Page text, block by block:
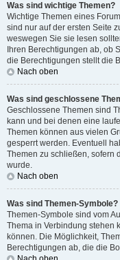
Was sind wichtige Themen?
Wichtige Themen eines
sind nur auf der ersten Seite
weswegen Sie sie lesen
Ihren Berechtigungen ab, ob
die Berechtigungen stellt die
Nach oben
Was sind geschlossene
Geschlossene Themen sind
kann und bei denen eine
Themen können aus vielen
gesperrt werden. Eventuell
Themen zu schließen, sofern
wurde.
Nach oben
Was sind Themen-Symbole?
Themen-Symbole sind vom
Thema in Verbindung stehen
können. Die Möglichkeit,
Berechtigungen ab, die die